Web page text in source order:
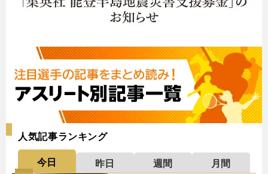
人気記事ランキング
今日 昨日 週間
月間